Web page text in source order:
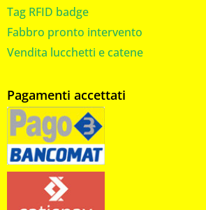
Tag RFID badge
Fabbro pronto intervento
Vendita lucchetti e catene
Pagamenti accettati